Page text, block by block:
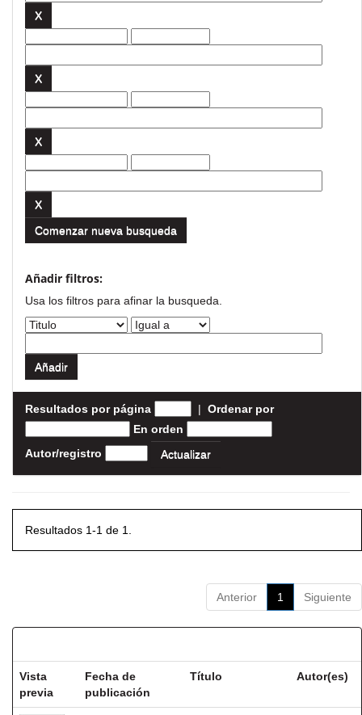
Comenzar nueva busqueda
Añadir filtros:
Usa los filtros para afinar la busqueda.
Resultados por página | Ordenar por
En orden
Autor/registro
Resultados 1-1 de 1.
Anterior 1 Siguiente
Vista
previa
Fecha de
publicación
Título Autor(es)